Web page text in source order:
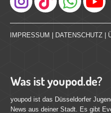
Instagram
IMPRESSUM DATENSCHUTZ
Was ist youpod.de?
youpod ist das Düsseldorfer
News aus deiner Stadt. Es gibt